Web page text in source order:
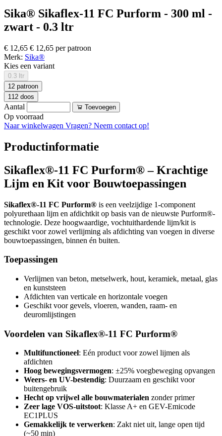
Sika® Sikaflex-11 FC Purform - 300 ml -
zwart - 0.3 ltr
€ 12,65 € 12,65 per patroon
Merk: Sika®
Kies een variant
0.3 ltr
12 patroon
112 doos
Aantal Toevoegen
Op voorraad
Naar winkelwagen Vragen? Neem contact op!
Productinformatie
Sikaflex®-11 FC Purform® – Krachtige
Lijm en Kit voor Bouwtoepassingen
Sikaflex®-11 FC Purform® is een veelzijdige 1-component
polyurethaan lijm en afdichtkit op basis van de nieuwste Purform®-
technologie. Deze hoogwaardige, vochtuithardende lijm/kit is
geschikt voor zowel verlijming als afdichting van voegen in diverse
bouwtoepassingen, binnen én buiten.
Toepassingen
Verlijmen van beton, metselwerk, hout, keramiek, metaal, glas
en kunststeen
Afdichten van verticale en horizontale voegen
Geschikt voor gevels, vloeren, wanden, raam- en
deuromlijstingen
Voordelen van Sikaflex®-11 FC Purform®
Multifunctioneel: Eén product voor zowel lijmen als
afdichten
Hoog bewegingsvermogen: ±25% voegbeweging opvangen
Weers- en UV-bestendig: Duurzaam en geschikt voor
buitengebruik
Hecht op vrijwel alle bouwmaterialen zonder primer
Zeer lage VOS-uitstoot: Klasse A+ en GEV-Emicode
EC1PLUS
Gemakkelijk te verwerken: Zakt niet uit, lange open tijd
(~50 min)